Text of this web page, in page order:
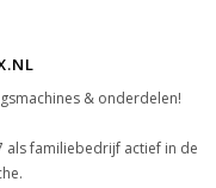
& onderdelen!
als familiebedrijf actief in de